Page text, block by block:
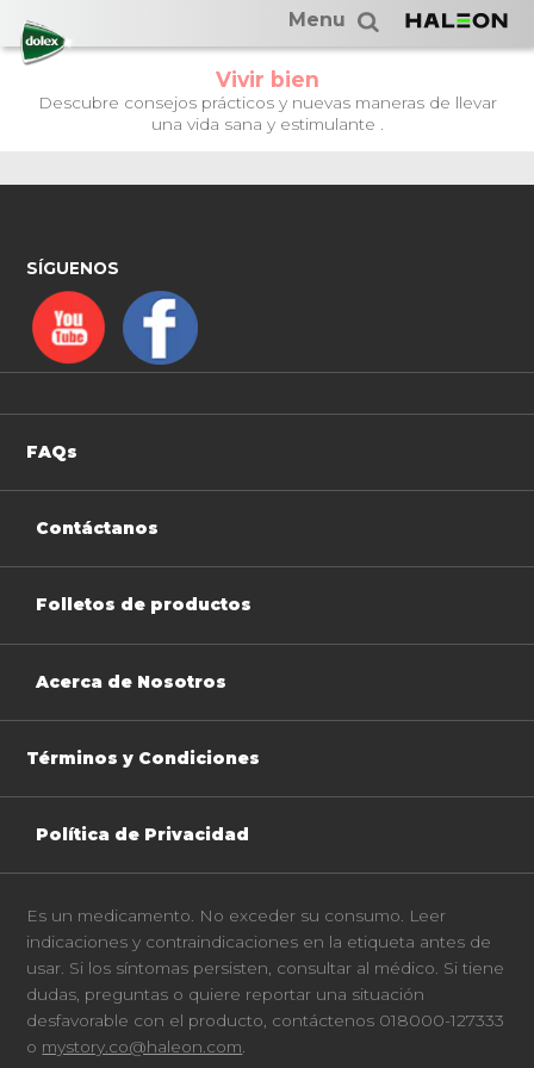
Menu
Vivir bien
Descubre consejos prácticos y nuevas maneras de llevar
una vida sana y estimulante .
SÍGUENOS
FAQs
Contáctanos
Folletos de productos
Acerca de Nosotros
Términos y Condiciones
Política de Privacidad
Es un medicamento. No exceder su consumo. Leer
indicaciones y contraindicaciones en la etiqueta antes de
usar. Si los síntomas persisten, consultar al médico. Si tiene
dudas, preguntas o quiere reportar una situación
desfavorable con el producto, contáctenos 018000-127333
o mystory.co@haleon.com.